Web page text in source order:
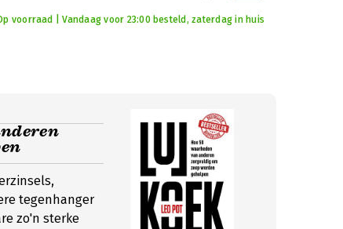
voorraad | Vandaag voor 23:00 besteld, zaterdag in huis
tegenhanger
zo'n sterke